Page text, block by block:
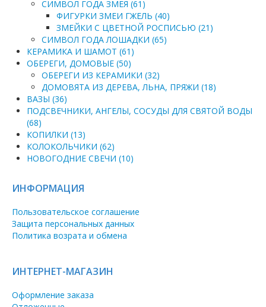
СИМВОЛ ГОДА ЗМЕЯ (61)
ФИГУРКИ ЗМЕИ ГЖЕЛЬ (40)
ЗМЕЙКИ С ЦВЕТНОЙ РОСПИСЬЮ (21)
СИМВОЛ ГОДА ЛОШАДКИ (65)
КЕРАМИКА И ШАМОТ (61)
ОБЕРЕГИ, ДОМОВЫЕ (50)
ОБЕРЕГИ ИЗ КЕРАМИКИ (32)
ДОМОВЯТА ИЗ ДЕРЕВА, ЛЬНА, ПРЯЖИ (18)
ВАЗЫ (36)
ПОДСВЕЧНИКИ, АНГЕЛЫ, СОСУДЫ ДЛЯ СВЯТОЙ ВОДЫ
(68)
КОПИЛКИ (13)
КОЛОКОЛЬЧИКИ (62)
НОВОГОДНИЕ СВЕЧИ (10)
ИНФОРМАЦИЯ
Пользовательское соглашение
Защита персональных данных
Политика возрата и обмена
ИНТЕРНЕТ-МАГАЗИН
Оформление заказа